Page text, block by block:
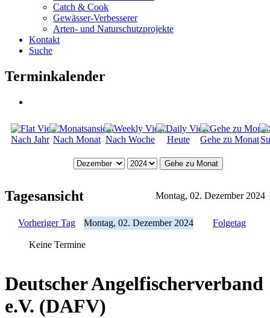
Catch & Cook
Gewässer-Verbesserer
Arten- und Naturschutzprojekte
Kontakt
Suche
Terminkalender
Nach Jahr Nach Monat Nach Woche Heute Gehe zu Monat
Gehe zu Monat
Tagesansicht Montag, 02. Dezember 2024
Vorheriger Tag Montag, 02. Dezember 2024 Folgetag
Keine Termine
Deutscher Angelfischerverband
e.V. (DAFV)